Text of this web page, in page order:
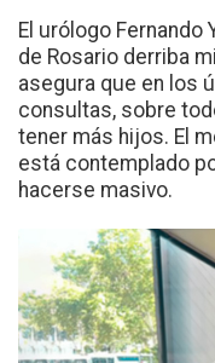
El urólogo Fernando
de Rosario derriba
asegura que en los
consultas, sobre
tener más hijos. El
está contemplado
hacerse masivo.